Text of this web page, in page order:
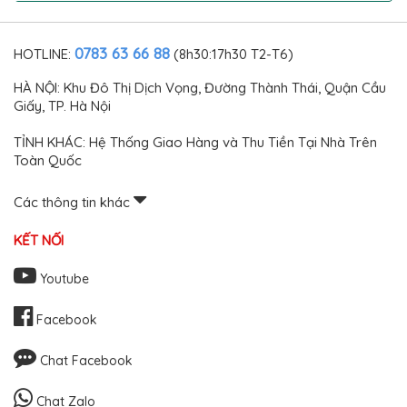
HOTLINE: 0783 63 66 88 (8h30:17h30 T2-T6)
HÀ NỘI: Khu Đô Thị Dịch Vọng, Đường Thành Thái, Quận Cầu
Giấy, TP. Hà Nội
TỈNH KHÁC: Hệ Thống Giao Hàng và Thu Tiền Tại Nhà Trên
Toàn Quốc
Các thông tin khác
KẾT NỐI
Youtube
Facebook
Chat Facebook
Chat Zalo